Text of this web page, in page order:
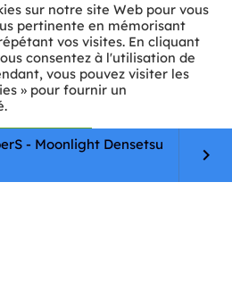
- Moonlight Densetsu
keyboard_arrow_right
sur notre site Web pour vous
pertinente en mémorisant
vos visites. En cliquant
consentez à l'utilisation de
vous pouvez visiter les
» pour fournir un
Tout accepter